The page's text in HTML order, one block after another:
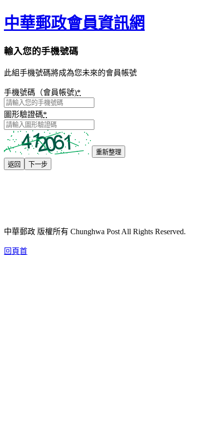
中華郵政會員資訊網
輸入您的手機號碼
此組手機號碼將成為您未來的會員帳號
手機號碼（會員帳號)*
圖形驗證碼*
重新整理
返回
下一步
中華郵政 版權所有 Chunghwa Post All Rights Reserved.
回頁首